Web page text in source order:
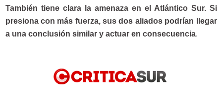
También tiene clara la amenaza en el Atlántico Sur. Si
presiona con más fuerza, sus dos aliados podrían llegar
a una conclusión similar y actuar en consecuencia.